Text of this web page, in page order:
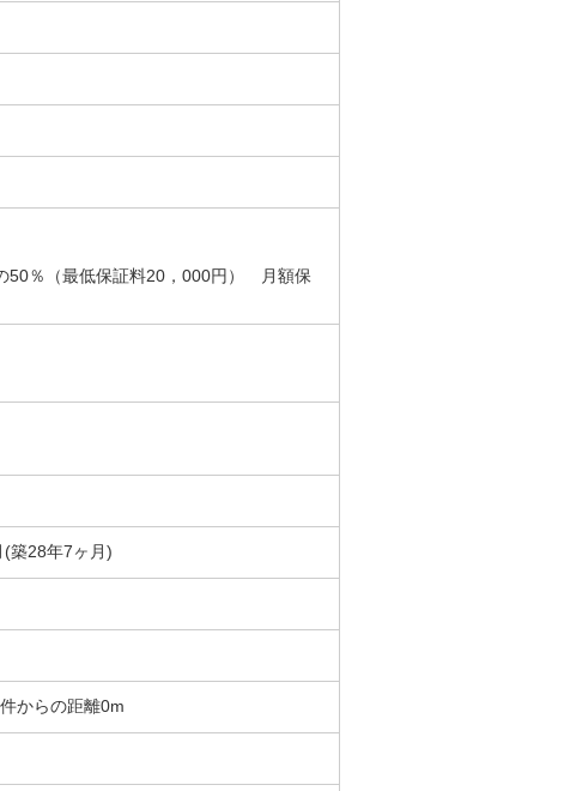
50％（最低保証料20，000円） 月額保
(築28年7ヶ月)
からの距離0m